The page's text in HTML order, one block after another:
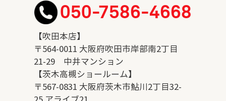
050-7586-4668
【吹田本店】
〒564-0011 大阪府吹田市岸部南2丁目
21-29 中井マンション
【茨木高槻ショールーム】
〒567-0831 大阪府茨木市鮎川2丁目32-